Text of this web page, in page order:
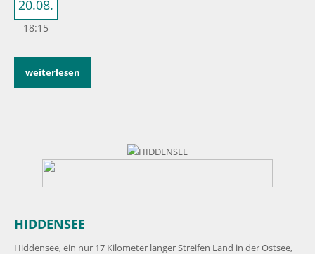
20.08.
18:15
weiterlesen
HIDDENSEE
Hiddensee, ein nur 17 Kilometer langer Streifen Land in der Ostsee,